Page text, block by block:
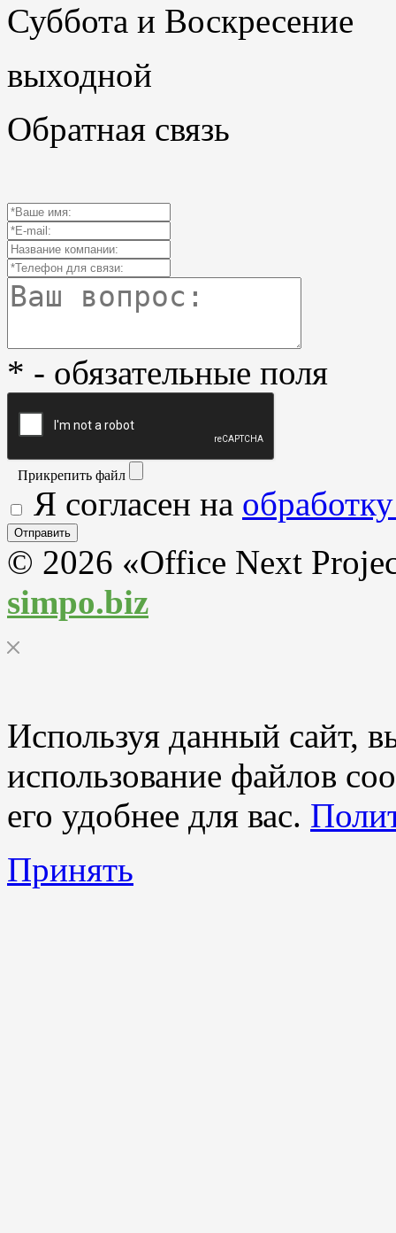
Суббота и Воскресение
выходной
Обратная связь
* - обязательные поля
Прикрепить файл
Я согласен на
© 2026 «Office Next
simpo.biz
Используя данный сайт,
использование файлов
его удобнее для вас.
Принять